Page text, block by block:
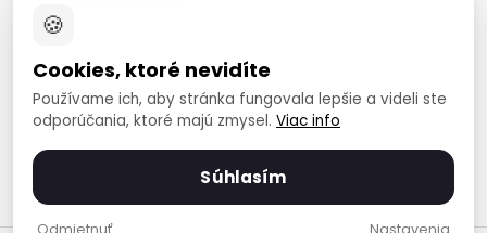
European Art Awards
Organizátor medzinárodnej
súťaže
Európsky sociálny fond
Zamestnanosť a sociálna
🍪
Cookies, ktoré nevidíte
Používame ich, aby stránka fungovala lepšie a videli ste
odporúčania, ktoré majú zmysel. Viac info
Súhlasím
Odmietnuť Nastavenia